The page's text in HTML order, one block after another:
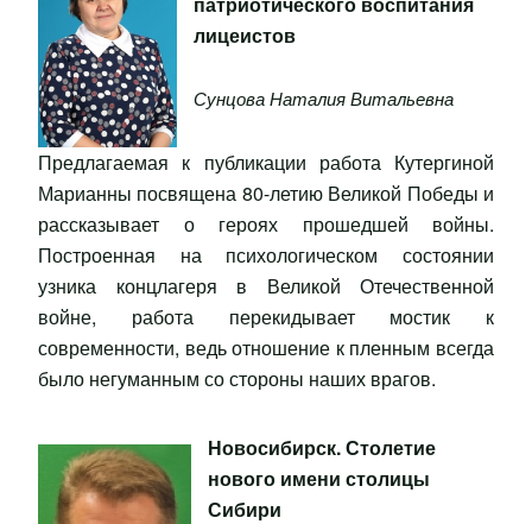
лицеистов
Сунцова Наталия Витальевна
Предлагаемая к публикации работа Кутергиной
Марианны посвящена 80-летию Великой Победы и
рассказывает о героях прошедшей войны.
Построенная на психологическом состоянии
узника концлагеря в Великой Отечественной
войне, работа перекидывает мостик к
современности, ведь отношение к пленным всегда
было негуманным со стороны наших врагов.
Новосибирск. Столетие
нового имени столицы
Сибири